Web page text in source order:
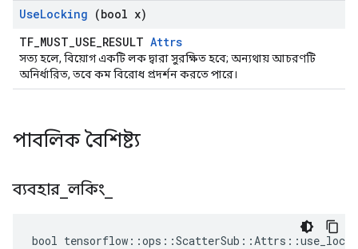
UseLocking (bool x)
TF_MUST_USE_RESULT Attrs
সত্য হলে, বিয়োগ একটি লক দ্বারা সুরক্ষিত হবে; অন্যথায় আচরণটি
অনির্ধারিত, তবে কম বিরোধ প্রদর্শন করতে পারে।
পাবলিক বৈশিষ্ট্য
ব্যবহার _লকিং
bool